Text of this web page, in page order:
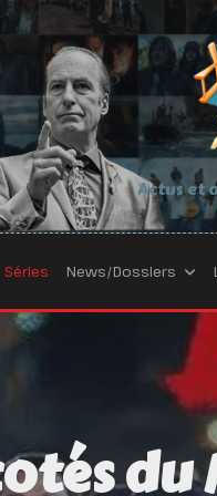
Actus et
Séries News/Dossiers
du